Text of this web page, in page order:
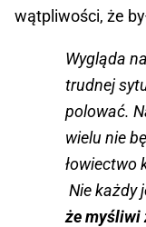
wątpliwości, że
Wygląda
trudnej
polować.
wielu nie
łowiectwo
Nie każdy
że myśliwi